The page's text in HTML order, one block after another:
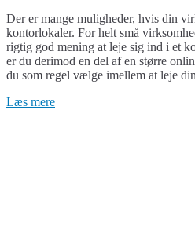
din
flytte
på
Der er mange muligheder, hvis din
kontorlokaler. For helt små
rigtig god mening at leje sig ind i et
er du derimod en del af en større
du som regel vælge imellem at leje
Læs mere